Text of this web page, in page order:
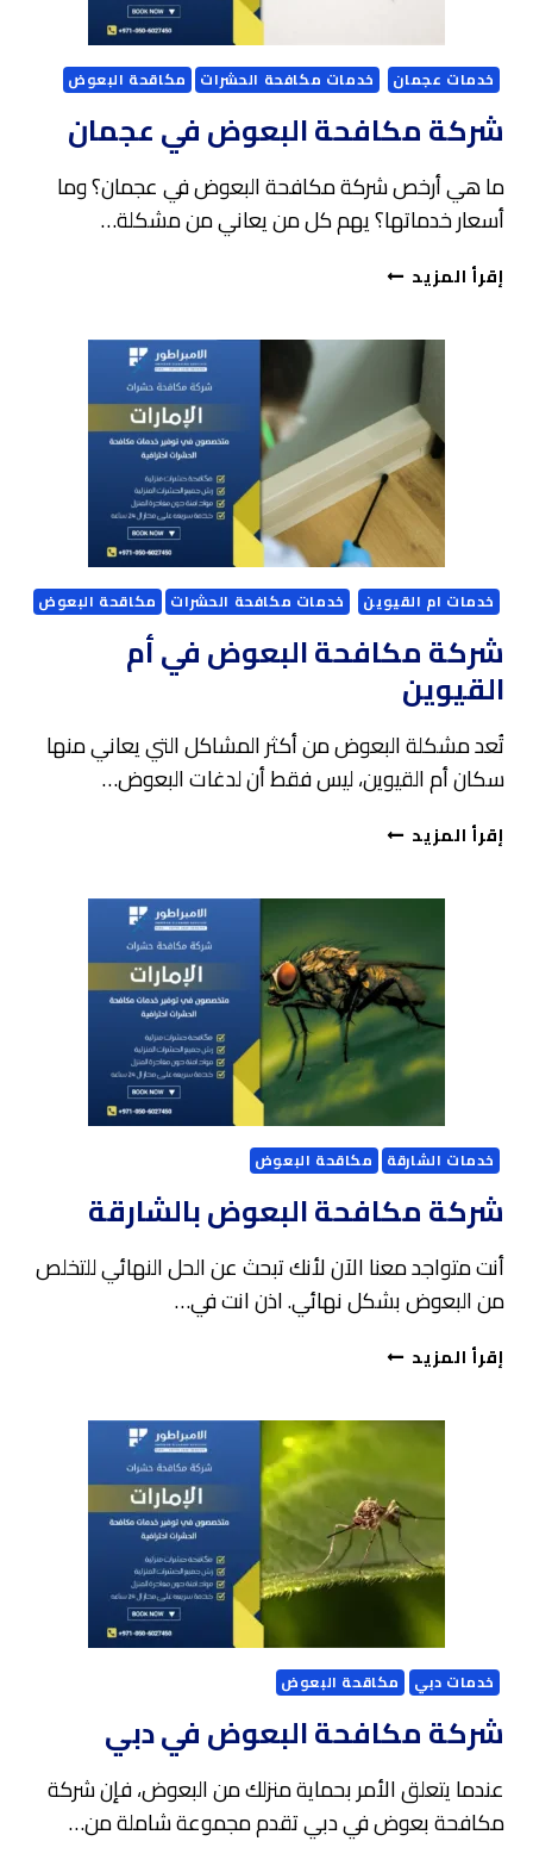
خدمات عجمان خدمات مكافحة الحشرات مكاقحة البعوض
شركة مكافحة البعوض في عجمان
ما هي أرخص شركة مكافحة البعوض في عجمان؟ وما
أسعار خدماتها؟ يهم كل من يعاني من مشكلة…
إقرأ المزيدشركة
خدمات ام القيوين خدمات مكافحة الحشرات مكاقحة البعوض
شركة مكافحة البعوض في أم
القيوين
تُعد مشكلة البعوض من أكثر المشاكل التي يعاني منها
سكان أم القيوين، ليس فقط أن لدغات البعوض…
إقرأ المزيدشركة
القيوين
خدمات الشارقة مكاقحة البعوض
شركة مكافحة البعوض بالشارقة
أنت متواجد معنا الآن لأنك تبحث عن الحل النهائي للتخلص
من البعوض بشكل نهائي. اذن انت في…
إقرأ المزيدشركة
بالشارقة
خدمات دبي مكاقحة البعوض
شركة مكافحة البعوض في دبي
عندما يتعلق الأمر بحماية منزلك من البعوض، فإن شركة
مكافحة بعوض في دبي تقدم مجموعة شاملة من…